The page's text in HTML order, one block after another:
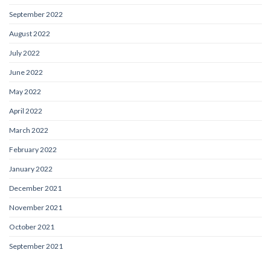
September 2022
August 2022
July 2022
June 2022
May 2022
April 2022
March 2022
February 2022
January 2022
December 2021
November 2021
October 2021
September 2021